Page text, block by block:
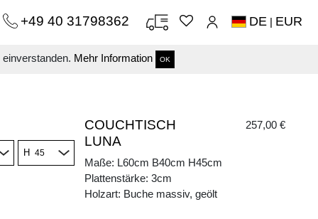
Mehr Information OK
+49 40 31798362 DE | EUR
H
COUCHTISCH
LUNA
257,00 €
Maße: L60cm B40cm H45cm
Plattenstärke: 3cm
Holzart: Buche massiv, geölt